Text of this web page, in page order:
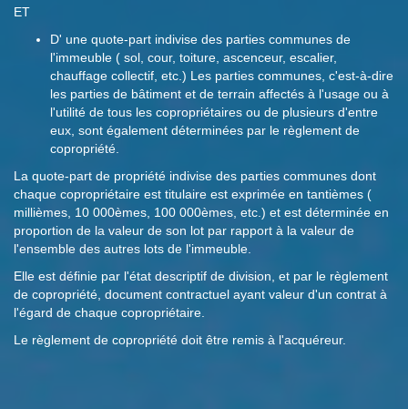
ET
D' une quote-part indivise des parties communes de
l'immeuble ( sol, cour, toiture, ascenceur, escalier,
chauffage collectif, etc.) Les parties communes, c'est-à-dire
les parties de bâtiment et de terrain affectés à l'usage ou à
l'utilité de tous les copropriétaires ou de plusieurs d'entre
eux, sont également déterminées par le règlement de
copropriété.
La quote-part de propriété indivise des parties communes dont
chaque copropriétaire est titulaire est exprimée en tantièmes (
millièmes, 10 000èmes, 100 000èmes, etc.) et est déterminée en
proportion de la valeur de son lot par rapport à la valeur de
l'ensemble des autres lots de l'immeuble.
Elle est définie par l'état descriptif de division, et par le règlement
de copropriété, document contractuel ayant valeur d'un contrat à
l'égard de chaque copropriétaire.
Le règlement de copropriété doit être remis à l'acquéreur.